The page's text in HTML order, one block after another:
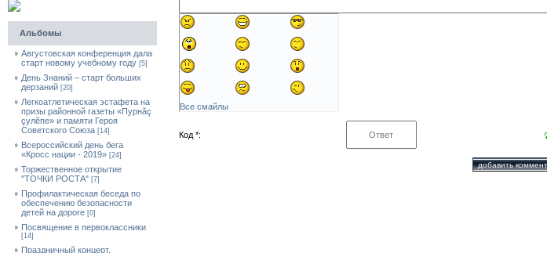
Альбомы
Августовская конференция дала
старт новому учебному году [5]
День Знаний – старт больших
дерзаний [20]
Легкоатлетическая эстафета на
призы районной газеты «Пурнăç
çулĕпе» и памяти Героя
Советского Союза [14]
Всероссийский день бега
«Кросс нации - 2019» [24]
Торжественное открытие
"ТОЧКИ РОСТА" [7]
Профилактическая беседа по
обеспечению безопасности
детей на дороге [0]
Посвящение в первоклассники
[14]
Праздничный концерт,
Все смайлы
Код *: